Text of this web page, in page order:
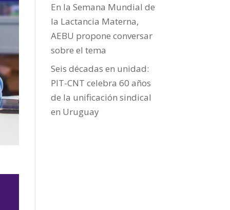
En la Semana Mundial de
la Lactancia Materna,
AEBU propone conversar
sobre el tema
Seis décadas en unidad:
PIT-CNT celebra 60 años
de la unificación sindical
en Uruguay